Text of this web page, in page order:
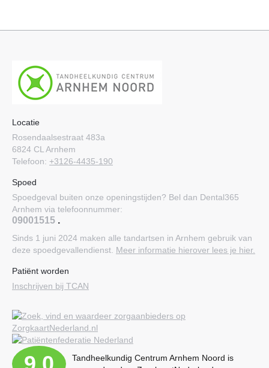
Locatie
Rosendaalsestraat 483a
6824 CL Arnhem
Telefoon: +3126-4435-190
Spoed
Spoedgeval buiten onze openingstijden? Bel dan Dental365
Arnhem via telefoonnummer:
09001515 .
Sinds 1 juni 2024 maken alle tandartsen in Arnhem gebruik van
deze spoedgevallendienst. Meer informatie hierover lees je hier.
Patiënt worden
Inschrijven bij TCAN
Tandheelkundig Centrum Arnhem Noord is